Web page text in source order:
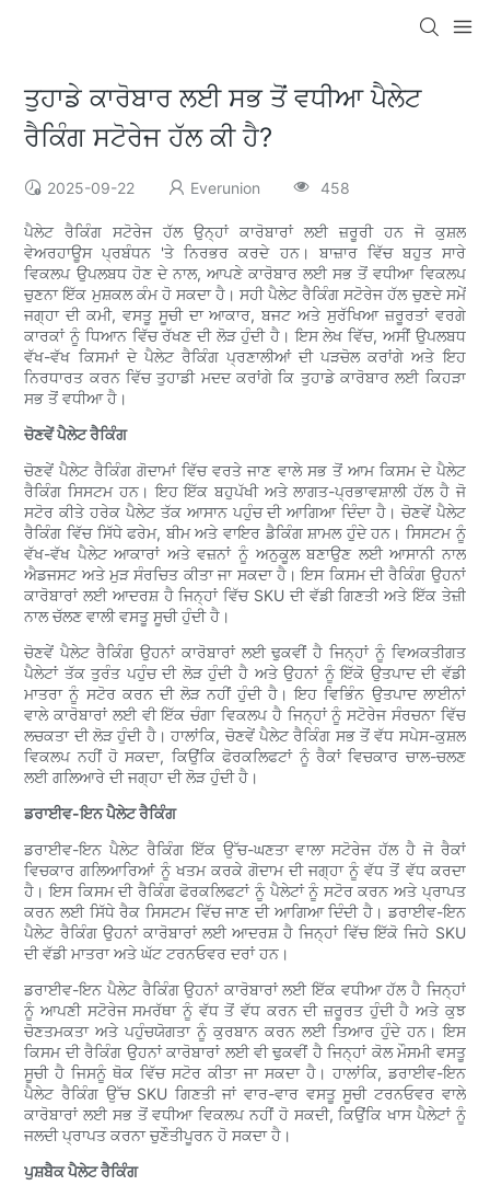
ਤੁਹਾਡੇ ਕਾਰੋਬਾਰ ਲਈ ਸਭ ਤੋਂ ਵਧੀਆ ਪੈਲੇਟ
ਰੈਕਿੰਗ ਸਟੋਰੇਜ ਹੱਲ ਕੀ ਹੈ?
2025-09-22 Everunion 458
ਪੈਲੇਟ ਰੈਕਿੰਗ ਸਟੋਰੇਜ ਹੱਲ ਉਨ੍ਹਾਂ ਕਾਰੋਬਾਰਾਂ ਲਈ ਜ਼ਰੂਰੀ ਹਨ ਜੋ ਕੁਸ਼ਲ
ਵੇਅਰਹਾਊਸ ਪ੍ਰਬੰਧਨ 'ਤੇ ਨਿਰਭਰ ਕਰਦੇ ਹਨ। ਬਾਜ਼ਾਰ ਵਿੱਚ ਬਹੁਤ ਸਾਰੇ
ਵਿਕਲਪ ਉਪਲਬਧ ਹੋਣ ਦੇ ਨਾਲ, ਆਪਣੇ ਕਾਰੋਬਾਰ ਲਈ ਸਭ ਤੋਂ ਵਧੀਆ ਵਿਕਲਪ
ਚੁਣਨਾ ਇੱਕ ਮੁਸ਼ਕਲ ਕੰਮ ਹੋ ਸਕਦਾ ਹੈ। ਸਹੀ ਪੈਲੇਟ ਰੈਕਿੰਗ ਸਟੋਰੇਜ ਹੱਲ ਚੁਣਦੇ ਸਮੇਂ
ਜਗ੍ਹਾ ਦੀ ਕਮੀ, ਵਸਤੂ ਸੂਚੀ ਦਾ ਆਕਾਰ, ਬਜਟ ਅਤੇ ਸੁਰੱਖਿਆ ਜ਼ਰੂਰਤਾਂ ਵਰਗੇ
ਕਾਰਕਾਂ ਨੂੰ ਧਿਆਨ ਵਿੱਚ ਰੱਖਣ ਦੀ ਲੋੜ ਹੁੰਦੀ ਹੈ। ਇਸ ਲੇਖ ਵਿੱਚ, ਅਸੀਂ ਉਪਲਬਧ
ਵੱਖ-ਵੱਖ ਕਿਸਮਾਂ ਦੇ ਪੈਲੇਟ ਰੈਕਿੰਗ ਪ੍ਰਣਾਲੀਆਂ ਦੀ ਪੜਚੋਲ ਕਰਾਂਗੇ ਅਤੇ ਇਹ
ਨਿਰਧਾਰਤ ਕਰਨ ਵਿੱਚ ਤੁਹਾਡੀ ਮਦਦ ਕਰਾਂਗੇ ਕਿ ਤੁਹਾਡੇ ਕਾਰੋਬਾਰ ਲਈ ਕਿਹੜਾ
ਸਭ ਤੋਂ ਵਧੀਆ ਹੈ।
ਚੋਣਵੇਂ ਪੈਲੇਟ ਰੈਕਿੰਗ
ਚੋਣਵੇਂ ਪੈਲੇਟ ਰੈਕਿੰਗ ਗੋਦਾਮਾਂ ਵਿੱਚ ਵਰਤੇ ਜਾਣ ਵਾਲੇ ਸਭ ਤੋਂ ਆਮ ਕਿਸਮ ਦੇ ਪੈਲੇਟ
ਰੈਕਿੰਗ ਸਿਸਟਮ ਹਨ। ਇਹ ਇੱਕ ਬਹੁਪੱਖੀ ਅਤੇ ਲਾਗਤ-ਪ੍ਰਭਾਵਸ਼ਾਲੀ ਹੱਲ ਹੈ ਜੋ
ਸਟੋਰ ਕੀਤੇ ਹਰੇਕ ਪੈਲੇਟ ਤੱਕ ਆਸਾਨ ਪਹੁੰਚ ਦੀ ਆਗਿਆ ਦਿੰਦਾ ਹੈ। ਚੋਣਵੇਂ ਪੈਲੇਟ
ਰੈਕਿੰਗ ਵਿੱਚ ਸਿੱਧੇ ਫਰੇਮ, ਬੀਮ ਅਤੇ ਵਾਇਰ ਡੈਕਿੰਗ ਸ਼ਾਮਲ ਹੁੰਦੇ ਹਨ। ਸਿਸਟਮ ਨੂੰ
ਵੱਖ-ਵੱਖ ਪੈਲੇਟ ਆਕਾਰਾਂ ਅਤੇ ਵਜ਼ਨਾਂ ਨੂੰ ਅਨੁਕੂਲ ਬਣਾਉਣ ਲਈ ਆਸਾਨੀ ਨਾਲ
ਐਡਜਸਟ ਅਤੇ ਮੁੜ ਸੰਰਚਿਤ ਕੀਤਾ ਜਾ ਸਕਦਾ ਹੈ। ਇਸ ਕਿਸਮ ਦੀ ਰੈਕਿੰਗ ਉਹਨਾਂ
ਕਾਰੋਬਾਰਾਂ ਲਈ ਆਦਰਸ਼ ਹੈ ਜਿਨ੍ਹਾਂ ਵਿੱਚ SKU ਦੀ ਵੱਡੀ ਗਿਣਤੀ ਅਤੇ ਇੱਕ ਤੇਜ਼ੀ
ਨਾਲ ਚੱਲਣ ਵਾਲੀ ਵਸਤੂ ਸੂਚੀ ਹੁੰਦੀ ਹੈ।
ਚੋਣਵੇਂ ਪੈਲੇਟ ਰੈਕਿੰਗ ਉਹਨਾਂ ਕਾਰੋਬਾਰਾਂ ਲਈ ਢੁਕਵੀਂ ਹੈ ਜਿਨ੍ਹਾਂ ਨੂੰ ਵਿਅਕਤੀਗਤ
ਪੈਲੇਟਾਂ ਤੱਕ ਤੁਰੰਤ ਪਹੁੰਚ ਦੀ ਲੋੜ ਹੁੰਦੀ ਹੈ ਅਤੇ ਉਹਨਾਂ ਨੂੰ ਇੱਕੋ ਉਤਪਾਦ ਦੀ ਵੱਡੀ
ਮਾਤਰਾ ਨੂੰ ਸਟੋਰ ਕਰਨ ਦੀ ਲੋੜ ਨਹੀਂ ਹੁੰਦੀ ਹੈ। ਇਹ ਵਿਭਿੰਨ ਉਤਪਾਦ ਲਾਈਨਾਂ
ਵਾਲੇ ਕਾਰੋਬਾਰਾਂ ਲਈ ਵੀ ਇੱਕ ਚੰਗਾ ਵਿਕਲਪ ਹੈ ਜਿਨ੍ਹਾਂ ਨੂੰ ਸਟੋਰੇਜ ਸੰਰਚਨਾ ਵਿੱਚ
ਲਚਕਤਾ ਦੀ ਲੋੜ ਹੁੰਦੀ ਹੈ। ਹਾਲਾਂਕਿ, ਚੋਣਵੇਂ ਪੈਲੇਟ ਰੈਕਿੰਗ ਸਭ ਤੋਂ ਵੱਧ ਸਪੇਸ-ਕੁਸ਼ਲ
ਵਿਕਲਪ ਨਹੀਂ ਹੋ ਸਕਦਾ, ਕਿਉਂਕਿ ਫੋਰਕਲਿਫਟਾਂ ਨੂੰ ਰੈਕਾਂ ਵਿਚਕਾਰ ਚਾਲ-ਚਲਣ
ਲਈ ਗਲਿਆਰੇ ਦੀ ਜਗ੍ਹਾ ਦੀ ਲੋੜ ਹੁੰਦੀ ਹੈ।
ਡਰਾਈਵ-ਇਨ ਪੈਲੇਟ ਰੈਕਿੰਗ
ਡਰਾਈਵ-ਇਨ ਪੈਲੇਟ ਰੈਕਿੰਗ ਇੱਕ ਉੱਚ-ਘਣਤਾ ਵਾਲਾ ਸਟੋਰੇਜ ਹੱਲ ਹੈ ਜੋ ਰੈਕਾਂ
ਵਿਚਕਾਰ ਗਲਿਆਰਿਆਂ ਨੂੰ ਖਤਮ ਕਰਕੇ ਗੋਦਾਮ ਦੀ ਜਗ੍ਹਾ ਨੂੰ ਵੱਧ ਤੋਂ ਵੱਧ ਕਰਦਾ
ਹੈ। ਇਸ ਕਿਸਮ ਦੀ ਰੈਕਿੰਗ ਫੋਰਕਲਿਫਟਾਂ ਨੂੰ ਪੈਲੇਟਾਂ ਨੂੰ ਸਟੋਰ ਕਰਨ ਅਤੇ ਪ੍ਰਾਪਤ
ਕਰਨ ਲਈ ਸਿੱਧੇ ਰੈਕ ਸਿਸਟਮ ਵਿੱਚ ਜਾਣ ਦੀ ਆਗਿਆ ਦਿੰਦੀ ਹੈ। ਡਰਾਈਵ-ਇਨ
ਪੈਲੇਟ ਰੈਕਿੰਗ ਉਹਨਾਂ ਕਾਰੋਬਾਰਾਂ ਲਈ ਆਦਰਸ਼ ਹੈ ਜਿਨ੍ਹਾਂ ਵਿੱਚ ਇੱਕੋ ਜਿਹੇ SKU
ਦੀ ਵੱਡੀ ਮਾਤਰਾ ਅਤੇ ਘੱਟ ਟਰਨਓਵਰ ਦਰਾਂ ਹਨ।
ਡਰਾਈਵ-ਇਨ ਪੈਲੇਟ ਰੈਕਿੰਗ ਉਹਨਾਂ ਕਾਰੋਬਾਰਾਂ ਲਈ ਇੱਕ ਵਧੀਆ ਹੱਲ ਹੈ ਜਿਨ੍ਹਾਂ
ਨੂੰ ਆਪਣੀ ਸਟੋਰੇਜ ਸਮਰੱਥਾ ਨੂੰ ਵੱਧ ਤੋਂ ਵੱਧ ਕਰਨ ਦੀ ਜ਼ਰੂਰਤ ਹੁੰਦੀ ਹੈ ਅਤੇ ਕੁਝ
ਚੋਣਤਮਕਤਾ ਅਤੇ ਪਹੁੰਚਯੋਗਤਾ ਨੂੰ ਕੁਰਬਾਨ ਕਰਨ ਲਈ ਤਿਆਰ ਹੁੰਦੇ ਹਨ। ਇਸ
ਕਿਸਮ ਦੀ ਰੈਕਿੰਗ ਉਹਨਾਂ ਕਾਰੋਬਾਰਾਂ ਲਈ ਵੀ ਢੁਕਵੀਂ ਹੈ ਜਿਨ੍ਹਾਂ ਕੋਲ ਮੌਸਮੀ ਵਸਤੂ
ਸੂਚੀ ਹੈ ਜਿਸਨੂੰ ਥੋਕ ਵਿੱਚ ਸਟੋਰ ਕੀਤਾ ਜਾ ਸਕਦਾ ਹੈ। ਹਾਲਾਂਕਿ, ਡਰਾਈਵ-ਇਨ
ਪੈਲੇਟ ਰੈਕਿੰਗ ਉੱਚ SKU ਗਿਣਤੀ ਜਾਂ ਵਾਰ-ਵਾਰ ਵਸਤੂ ਸੂਚੀ ਟਰਨਓਵਰ ਵਾਲੇ
ਕਾਰੋਬਾਰਾਂ ਲਈ ਸਭ ਤੋਂ ਵਧੀਆ ਵਿਕਲਪ ਨਹੀਂ ਹੋ ਸਕਦੀ, ਕਿਉਂਕਿ ਖਾਸ ਪੈਲੇਟਾਂ ਨੂੰ
ਜਲਦੀ ਪ੍ਰਾਪਤ ਕਰਨਾ ਚੁਣੌਤੀਪੂਰਨ ਹੋ ਸਕਦਾ ਹੈ।
ਪੁਸ਼ਬੈਕ ਪੈਲੇਟ ਰੈਕਿੰਗ